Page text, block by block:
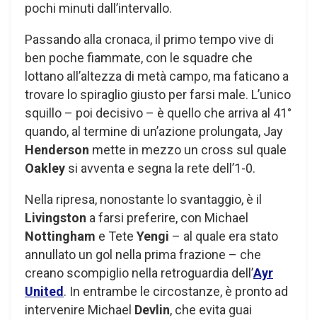
pochi minuti dall’intervallo.
Passando alla cronaca, il primo tempo vive di
ben poche fiammate, con le squadre che
lottano all’altezza di metà campo, ma faticano a
trovare lo spiraglio giusto per farsi male. L’unico
squillo – poi decisivo – è quello che arriva al 41°
quando, al termine di un’azione prolungata, Jay
Henderson mette in mezzo un cross sul quale
Oakley si avventa e segna la rete dell’1-0.
Nella ripresa, nonostante lo svantaggio, è il
Livingston a farsi preferire, con Michael
Nottingham e Tete Yengi – al quale era stato
annullato un gol nella prima frazione – che
creano scompiglio nella retroguardia dell’Ayr
United . In entrambe le circostanze, è pronto ad
intervenire Michael Devlin, che evita guai